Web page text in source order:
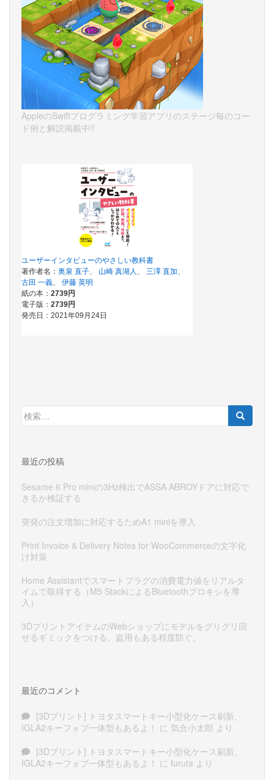
AppleのSwiftプログラミング学習アプリのステージ毎のコー
ド例と解説掲載中!!
検
索:
最近の投稿
Sesame 6 Pro miniの3Hz検出でASSA ABROYドアに対応で
きるか検証する
突発の注文増加に対応するためA1 miniを導入
Print Invoice & Delivery Notes for WooCommerceの文字化
け対策
Home Assistantでスマートプラグの消費電力値をリアルタ
イムで取得する（M5 StackによるBluetoothプロキシを導
入）
3DプリントアイテムのWebショップにモデルをグリグリ回
せるギミックをつける。盗用もある程度防ぐ。
最近のコメント
[3Dプリント] トヨタスマートキー小型化ケース刷新、
IGLA2キーフォブ一体型もあるよ！ に 気合小太郎 より
[3Dプリント] トヨタスマートキー小型化ケース刷新、
IGLA2キーフォブ一体型もあるよ！ に furuta より